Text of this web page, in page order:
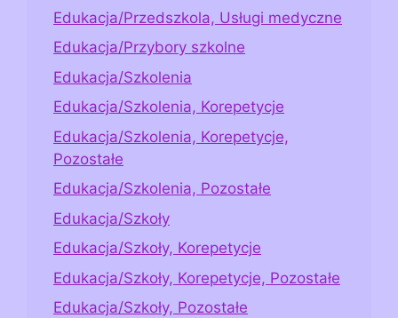
Edukacja/Przedszkola, Usługi medyczne
Edukacja/Przybory szkolne
Edukacja/Szkolenia
Edukacja/Szkolenia, Korepetycje
Edukacja/Szkolenia, Korepetycje,
Pozostałe
Edukacja/Szkolenia, Pozostałe
Edukacja/Szkoły
Edukacja/Szkoły, Korepetycje
Edukacja/Szkoły, Korepetycje, Pozostałe
Edukacja/Szkoły, Pozostałe